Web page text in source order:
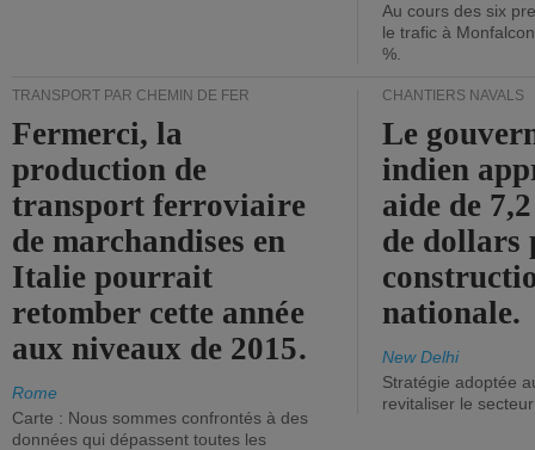
Au cours des six
le trafic à
%.
TRANSPORT PAR CHEMIN DE FER
Fermerci, la
production de
transport ferroviaire
de marchandises en
Italie pourrait
retomber cette année
aux niveaux de 2015.
Rome
Carte : Nous sommes confrontés à des
données qui dépassent toutes les
CHANTIERS NAVALS
Le
indien
aide de
de dollars
nationale.
New Delhi
Stratégie adoptée
revitaliser le secteur